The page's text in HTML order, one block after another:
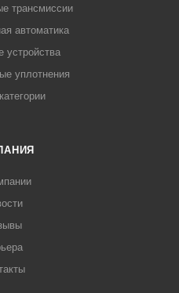
трансмиссии
автоматика
устройства
уплотнения